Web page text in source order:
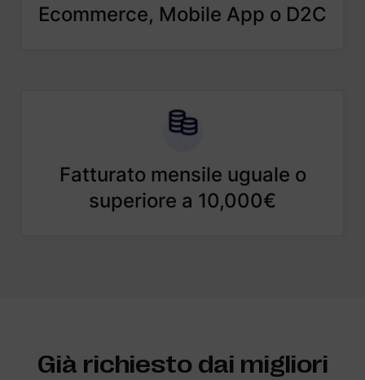
Ecommerce, Mobile App o D2C
Fatturato mensile uguale o
superiore a 10,000€
Già richiesto dai migliori